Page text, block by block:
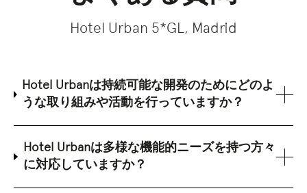
Hotel Urban 5*GL, Madrid
Hotel Urbanは持続可能な開発のためにどのよ
うな取り組みや活動を行っていますか？
Hotel Urbanは多様な機能的ニーズを持つ方々
に対応していますか？